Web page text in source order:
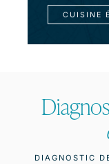
CUISINE
DIAGNOSTIC